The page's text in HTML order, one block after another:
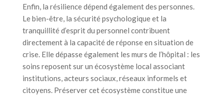
Enfin, la résilience dépend également des personnes.
Le bien-être, la sécurité psychologique et la
tranquillité d’esprit du personnel contribuent
directement à la capacité de réponse en situation de
crise. Elle dépasse également les murs de l’hôpital : les
soins reposent sur un écosystème local associant
institutions, acteurs sociaux, réseaux informels et
citoyens. Préserver cet écosystème constitue une